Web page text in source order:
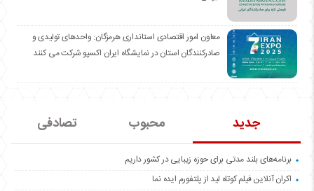
معاون امور اقتصادی استانداری هرمزگان: واحدهای تولیدی و
صادرکنندگان استان در نمایشگاه ایران اکسپو شرکت می کنند
جدید محبوب تصادفی
برنامه‌های بلند مدتی برای حوزه زیبایی در کشور داریم
اکران آنلاین فیلم کوتاه لید از پلتفورم ایده نما